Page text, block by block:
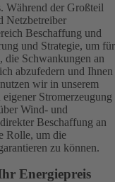
Während der Großteil
Netzbetreiber
Beschaffung und
und Strategie, um für
die Schwankungen an
abzufedern und Ihnen
wir in unserem
Stromerzeugung
Wind- und
Beschaffung an
Rolle, um die
zu können.
Energiepreis